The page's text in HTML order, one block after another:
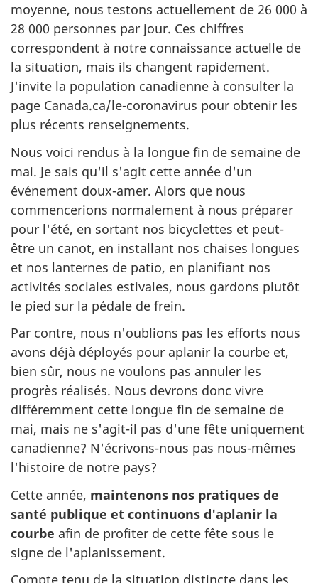
moyenne, nous testons actuellement de 26 000 à
28 000 personnes par jour. Ces chiffres
correspondent à notre connaissance actuelle de
la situation, mais ils changent rapidement.
J'invite la population canadienne à consulter la
page Canada.ca/le-coronavirus pour obtenir les
plus récents renseignements.
Nous voici rendus à la longue fin de semaine de
mai. Je sais qu'il s'agit cette année d'un
événement doux-amer. Alors que nous
commencerions normalement à nous préparer
pour l'été, en sortant nos bicyclettes et peut-
être un canot, en installant nos chaises longues
et nos lanternes de patio, en planifiant nos
activités sociales estivales, nous gardons plutôt
le pied sur la pédale de frein.
Par contre, nous n'oublions pas les efforts nous
avons déjà déployés pour aplanir la courbe et,
bien sûr, nous ne voulons pas annuler les
progrès réalisés. Nous devrons donc vivre
différemment cette longue fin de semaine de
mai, mais ne s'agit-il pas d'une fête uniquement
canadienne? N'écrivons-nous pas nous-mêmes
l'histoire de notre pays?
Cette année, maintenons nos pratiques de
santé publique et continuons d'aplanir la
courbe afin de profiter de cette fête sous le
signe de l'aplanissement.